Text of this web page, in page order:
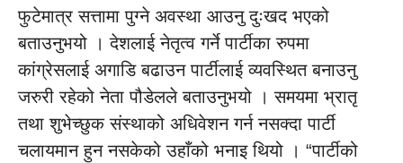
फुटेमात्र सत्तामा पुग्ने अवस्था आउनु दुःखद भएको
बताउनुभयो । देशलाई नेतृत्व गर्ने पार्टीका रुपमा
कांग्रेसलाई अगाडि बढाउन पार्टीलाई व्यवस्थित बनाउनु
जरुरी रहेको नेता पौडेलले बताउनुभयो । समयमा भ्रातृ
तथा शुभेच्छुक संस्थाको अधिवेशन गर्न नसक्दा पार्टी
चलायमान हुन नसकेको उहाँको भनाइ थियो । “पार्टीको